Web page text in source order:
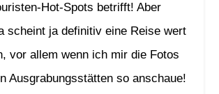
Hot-Spots betrifft! Aber
scheint ja definitiv eine Reise wert
vor allem wenn ich mir die Fotos
Ausgrabungsstätten so anschaue!